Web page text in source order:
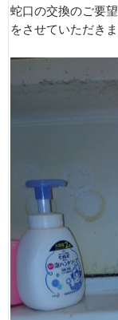
蛇口の交換のご要
をさせていただきま